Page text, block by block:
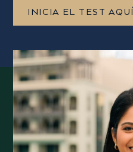
INICIA EL TEST AQUÍ